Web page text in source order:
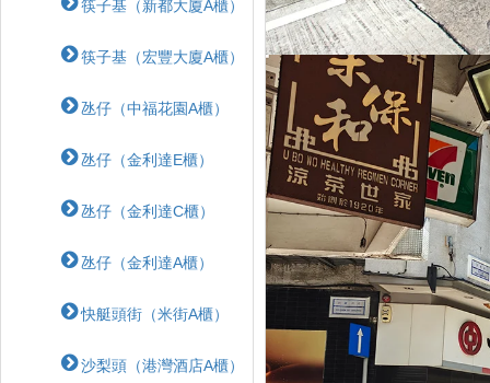
筷子基（新都大廈A櫃）
筷子基（宏豐大廈A櫃）
氹仔（中福花園A櫃）
氹仔（金利達E櫃）
氹仔（金利達C櫃）
氹仔（金利達A櫃）
快艇頭街（米街A櫃）
沙梨頭（港灣酒店A櫃）